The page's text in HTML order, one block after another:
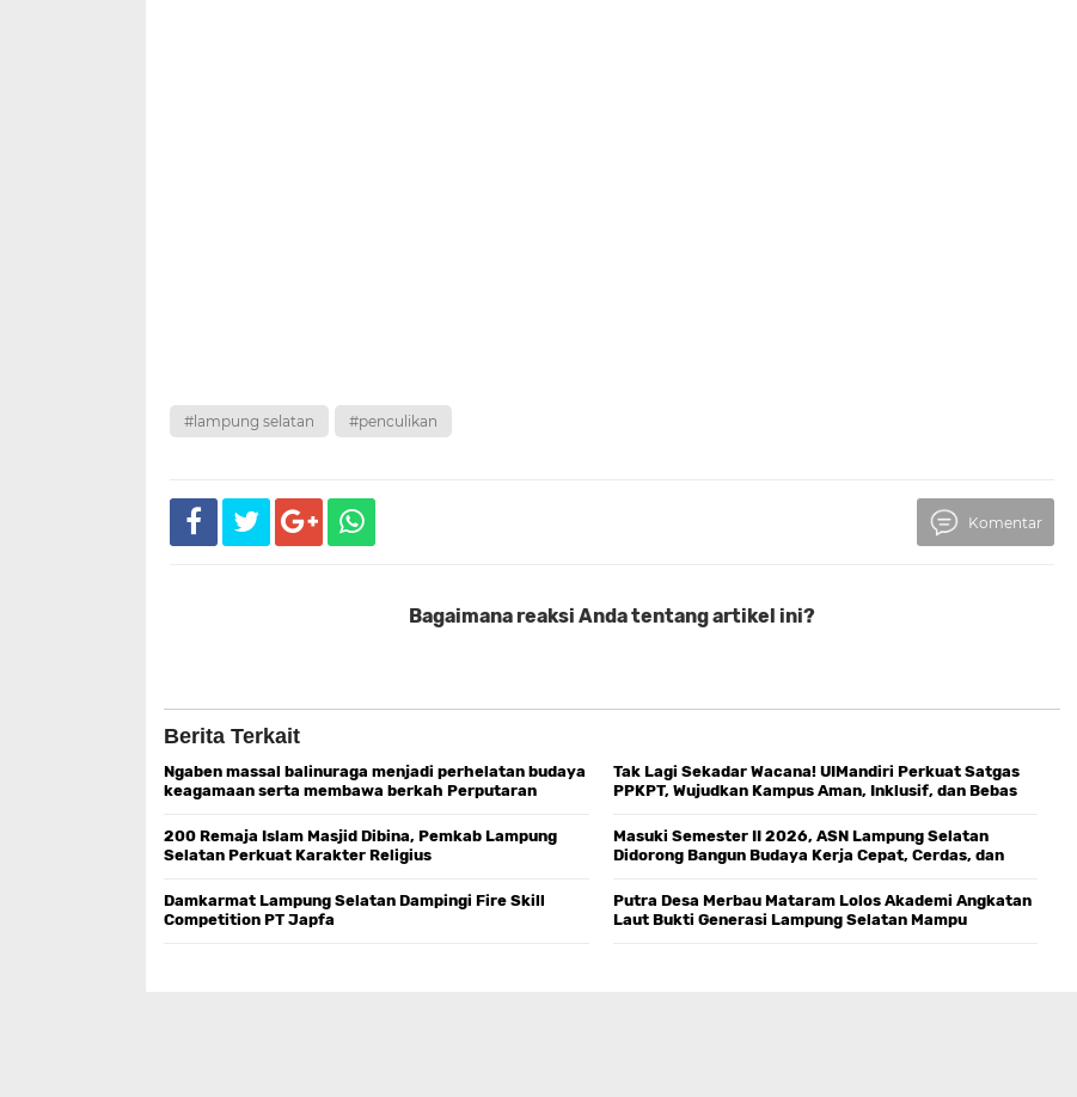
#lampung selatan #penculikan
Komentar
Bagaimana reaksi Anda tentang artikel ini?
Berita Terkait
Ngaben massal balinuraga menjadi perhelatan budaya
keagamaan serta membawa berkah Perputaran
Tak Lagi Sekadar Wacana! UIMandiri Perkuat Satgas
PPKPT, Wujudkan Kampus Aman, Inklusif, dan Bebas
200 Remaja Islam Masjid Dibina, Pemkab Lampung
Selatan Perkuat Karakter Religius
Masuki Semester II 2026, ASN Lampung Selatan
Didorong Bangun Budaya Kerja Cepat, Cerdas, dan
Damkarmat Lampung Selatan Dampingi Fire Skill
Competition PT Japfa
Putra Desa Merbau Mataram Lolos Akademi Angkatan
Laut Bukti Generasi Lampung Selatan Mampu